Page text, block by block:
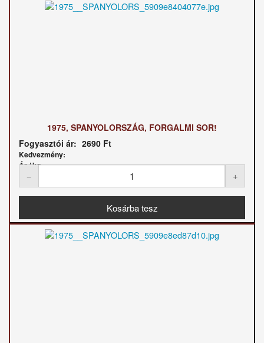
1975, SPANYOLORSZÁG, FORGALMI SOR!
Fogyasztói ár: 2690 Ft
Kedvezmény:
Ár / kg: